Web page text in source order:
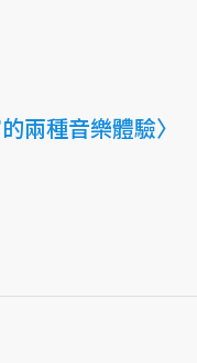
兩種音樂體驗〉